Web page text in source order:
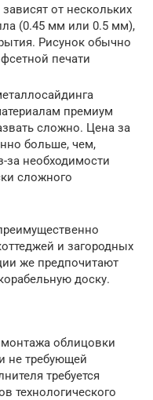
от нескольких
(0.45 мм или 0.5 мм),
Рисунок обычно
печати
премиум
сложно. Цена за
больше, чем,
за необходимости
сложного
и загородных
же предпочитают
доску.
облицовки
не требующей
требуется
технологического